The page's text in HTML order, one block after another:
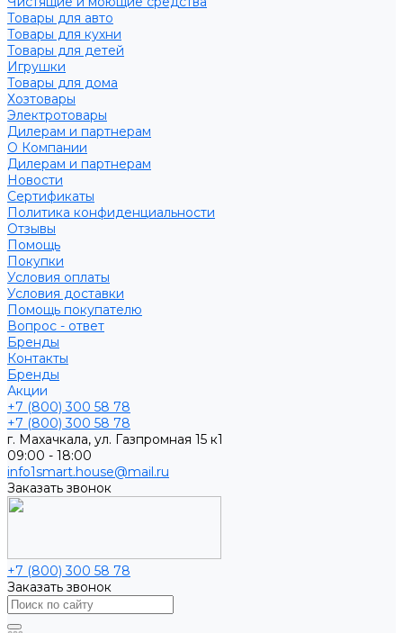
Товары для авто
Товары для кухни
Товары для детей
Игрушки
Товары для дома
Хозтовары
Электротовары
Дилерам и партнерам
О Компании
Дилерам и партнерам
Новости
Сертификаты
Политика конфиденциальности
Отзывы
Помощь
Покупки
Условия оплаты
Условия доставки
Помощь покупателю
Вопрос - ответ
Бренды
Контакты
Бренды
Акции
+7 (800) 300 58 78
+7 (800) 300 58 78
г. Махачкала, ул. Газпромная 15 к1
09:00 - 18:00
info1smart.house@mail.ru
Заказать звонок
+7 (800) 300 58 78
Заказать звонок